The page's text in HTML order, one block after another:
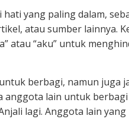
yang paling dalam,
atau sumber lainnya.
atau “aku” untuk
berbagi, namun juga
anggota lain untuk berbagi
lagi. Anggota lain